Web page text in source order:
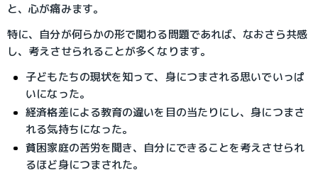
と、心が痛みます。
特に、自分が何らかの形で関わる問題であれば、なおさら共感
し、考えさせられることが多くなります。
子どもたちの現状を知って、身につまされる思いでいっぱ
いになった。
経済格差による教育の違いを目の当たりにし、身につまさ
れる気持ちになった。
貧困家庭の苦労を聞き、自分にできることを考えさせられ
るほど身につまされた。